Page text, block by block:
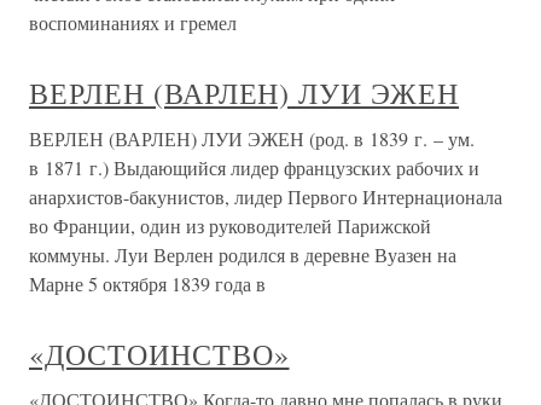
воспоминаниях и гремел
ВЕРЛЕН (ВАРЛЕН) ЛУИ ЭЖЕН
ВЕРЛЕН (ВАРЛЕН) ЛУИ ЭЖЕН (род. в 1839 г. – ум.
в 1871 г.) Выдающийся лидер французских рабочих и
анархистов-бакунистов, лидер Первого Интернационала
во Франции, один из руководителей Парижской
коммуны. Луи Верлен родился в деревне Вуазен на
Марне 5 октября 1839 года в
«ДОСТОИНСТВО»
«ДОСТОИНСТВО» Когда-то давно мне попалась в руки